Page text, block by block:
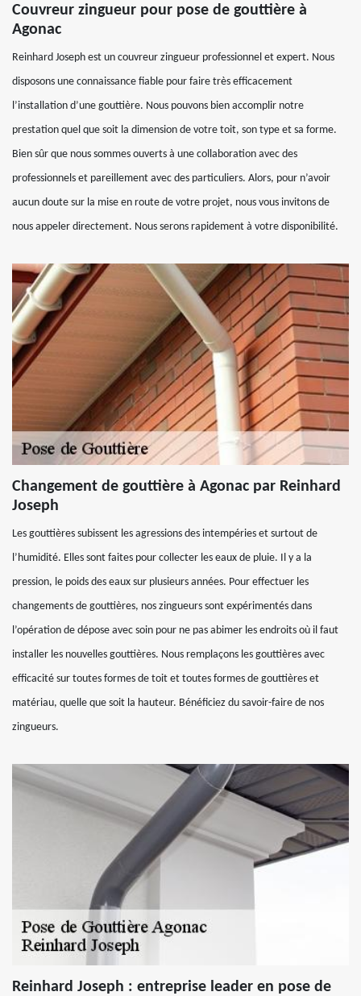
Couvreur zingueur pour pose de gouttière à
Agonac
Reinhard Joseph est un couvreur zingueur professionnel et expert. Nous
disposons une connaissance fiable pour faire très efficacement
l’installation d’une gouttière. Nous pouvons bien accomplir notre
prestation quel que soit la dimension de votre toit, son type et sa forme.
Bien sûr que nous sommes ouverts à une collaboration avec des
professionnels et pareillement avec des particuliers. Alors, pour n’avoir
aucun doute sur la mise en route de votre projet, nous vous invitons de
nous appeler directement. Nous serons rapidement à votre disponibilité.
Changement de gouttière à Agonac par Reinhard
Joseph
Les gouttières subissent les agressions des intempéries et surtout de
l’humidité. Elles sont faites pour collecter les eaux de pluie. Il y a la
pression, le poids des eaux sur plusieurs années. Pour effectuer les
changements de gouttières, nos zingueurs sont expérimentés dans
l’opération de dépose avec soin pour ne pas abimer les endroits où il faut
installer les nouvelles gouttières. Nous remplaçons les gouttières avec
efficacité sur toutes formes de toit et toutes formes de gouttières et
matériau, quelle que soit la hauteur. Bénéficiez du savoir-faire de nos
zingueurs.
Reinhard Joseph : entreprise leader en pose de